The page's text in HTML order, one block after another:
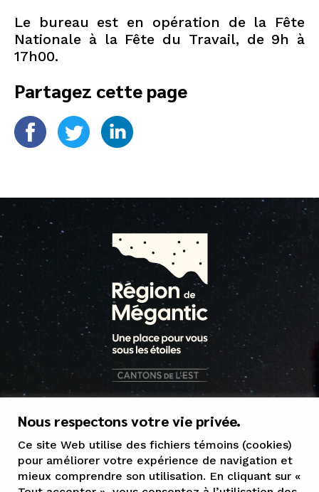
Le bureau est en opération de la Fête
Nationale à la Fête du Travail, de 9h à
17h00.
Partagez cette page
1 800 363-5515
tourisme@mrcgranit.qc.ca
Nous respectons votre vie privée.
Ce site Web utilise des fichiers témoins (cookies)
pour améliorer votre expérience de navigation et
mieux comprendre son utilisation. En cliquant sur «